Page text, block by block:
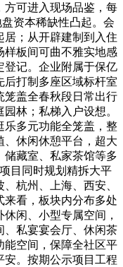
方可进入现场品鉴，每
资本稀缺性凸起。会
居；从开辟建制到入住
样板间可曲不雅实地感
登记。企业附属于保亿
打制多座区域标杆室
笼盖全春秋段日常出行
林；私梯入户设想。
乐多元功能全笼盖，整
、休闲休憩平台，超大
藏室、私家茶馆等多
目同时规划精拆大平
杭州、上海、西安、
看，板块内分布多处
闲、小型专属空间，
、私宴宴会厅、休闲茶
能空间，保障全社区平
。按期公示项目工程